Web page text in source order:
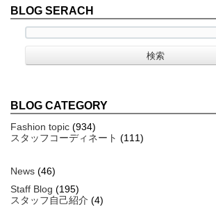
BLOG SERACH
BLOG CATEGORY
Fashion topic (934)
スタッフコーディネート (111)
News (46)
Staff Blog (195)
スタッフ自己紹介 (4)